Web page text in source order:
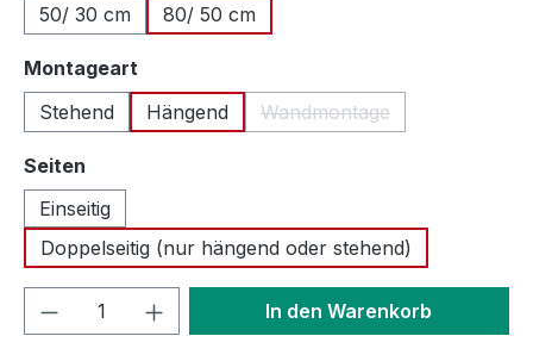
50/ 30 cm
80/ 50 cm
Montageart
Stehend
Hängend Wandmontage
(Diese Option ist zurzeit
Seiten
Einseitig
Doppelseitig (nur hängend oder stehend)
Produkt Anzahl: Gib denIn den Warenkorb